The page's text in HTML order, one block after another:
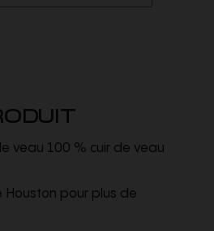
veau 100 % cuir de veau
pour plus de